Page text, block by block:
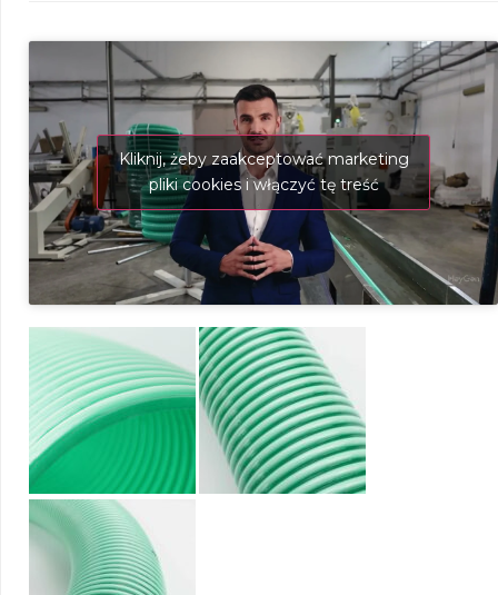
Kliknij, żeby zaakceptować marketing
pliki cookies i włączyć tę treść